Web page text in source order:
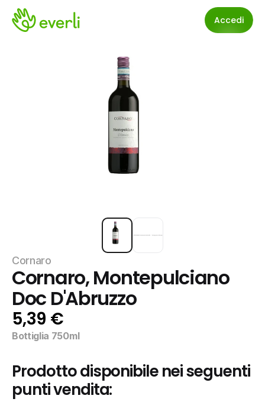
Accedi
Cornaro
Cornaro, Montepulciano
Doc D'Abruzzo
5,39 €
Bottiglia 750ml
Prodotto disponibile nei seguenti
punti vendita: